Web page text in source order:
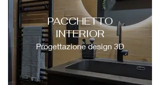
PACCHETTO
INTERIOR
Progettazione design 3D